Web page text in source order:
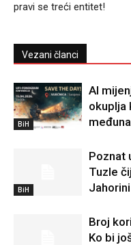
pravi se treći entitet!
Vezani članci
BiH
AI
okuplja
BiH
Poznat
Tuzle
Jahorini
Broj
Ko bi